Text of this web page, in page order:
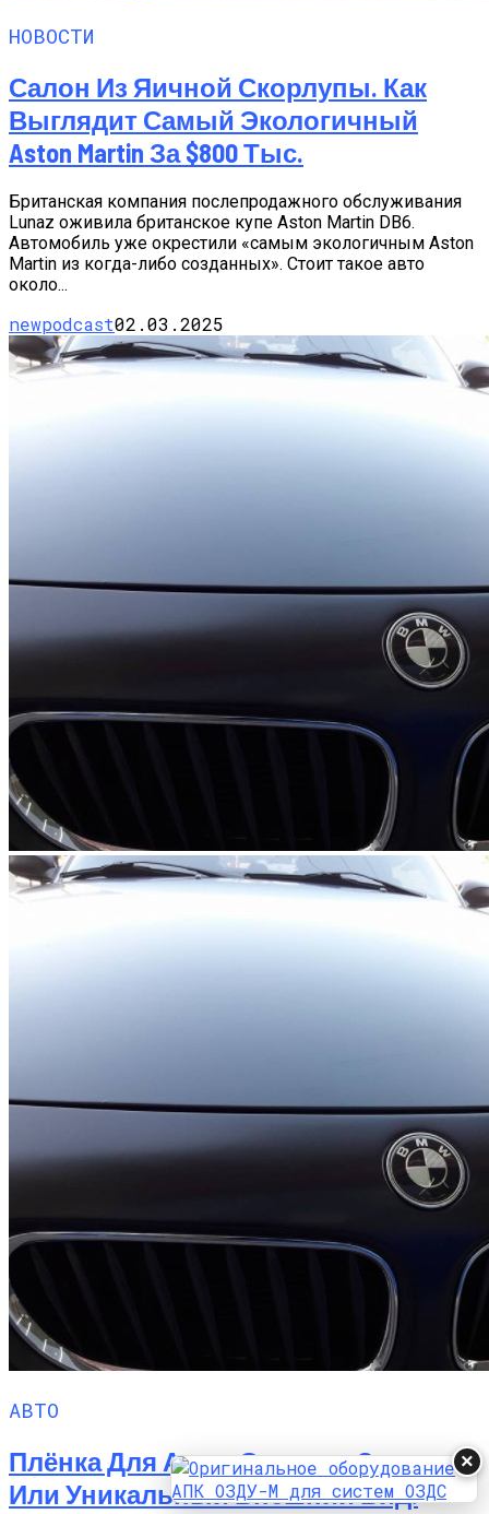
НОВОСТИ
Салон Из Яичной Скорлупы. Как
Выглядит Самый Экологичный
Aston Martin За $800 Тыс.
Британская компания послепродажного обслуживания
Lunaz оживила британское купе Aston Martin DB6.
Автомобиль уже окрестили «самым экологичным Aston
Martin из когда-либо созданных». Стоит такое авто
около...
newpodcast02.03.2025
АВТО
Плёнка Для Авто, Средсво Защиты
Или Уникальный Внешний Вид.
×